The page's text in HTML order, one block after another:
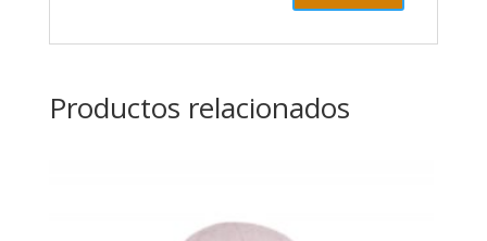
Productos relacionados